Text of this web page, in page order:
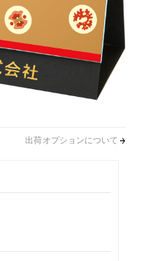
出荷オプションについて